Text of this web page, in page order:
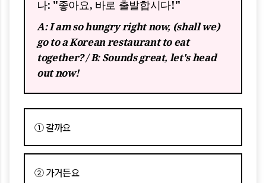
나: "좋아요, 바로 출발합시다!"
A: I am so hungry right now, (shall we)
go to a Korean restaurant to eat
together? / B: Sounds great, let's head
out now!
① 갈까요
② 가거든요